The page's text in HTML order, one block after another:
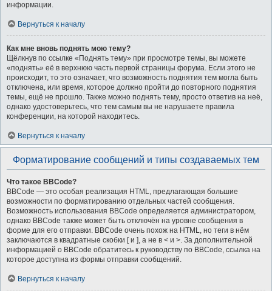
информации.
Вернуться к началу
Как мне вновь поднять мою тему?
Щёлкнув по ссылке «Поднять тему» при просмотре темы, вы можете
«поднять» её в верхнюю часть первой страницы форума. Если этого не
происходит, то это означает, что возможность поднятия тем могла быть
отключена, или время, которое должно пройти до повторного поднятия
темы, ещё не прошло. Также можно поднять тему, просто ответив на неё,
однако удостоверьтесь, что тем самым вы не нарушаете правила
конференции, на которой находитесь.
Вернуться к началу
Форматирование сообщений и типы создаваемых тем
Что такое BBCode?
BBCode — это особая реализация HTML, предлагающая большие
возможности по форматированию отдельных частей сообщения.
Возможность использования BBCode определяется администратором,
однако BBCode также может быть отключён на уровне сообщения в
форме для его отправки. BBCode очень похож на HTML, но теги в нём
заключаются в квадратные скобки [ и ], а не в < и >. За дополнительной
информацией о BBCode обратитесь к руководству по BBCode, ссылка на
которое доступна из формы отправки сообщений.
Вернуться к началу